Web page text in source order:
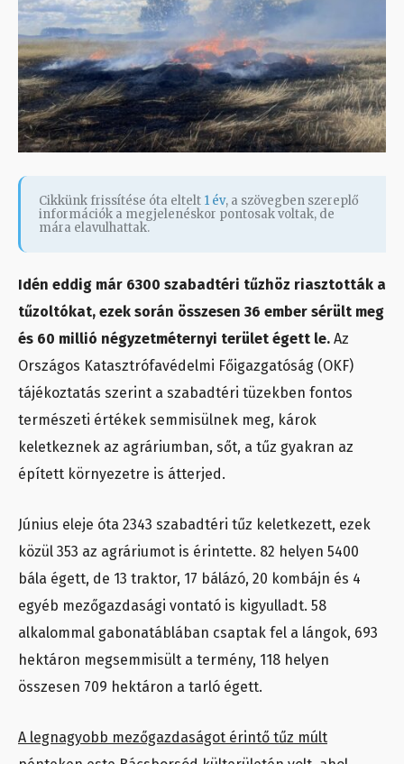
Cikkünk frissítése óta eltelt 1 év, a szövegben szereplő
információk a megjelenéskor pontosak voltak, de
mára elavulhattak.
Idén eddig már 6300 szabadtéri tűzhöz riasztották a
tűzoltókat, ezek során összesen 36 ember sérült meg
és 60 millió négyzetméternyi terület égett le. Az
Országos Katasztrófavédelmi Főigazgatóság (OKF)
tájékoztatás szerint a szabadtéri tüzekben fontos
természeti értékek semmisülnek meg, károk
keletkeznek az agráriumban, sőt, a tűz gyakran az
épített környezetre is átterjed.
Június eleje óta 2343 szabadtéri tűz keletkezett, ezek
közül 353 az agráriumot is érintette. 82 helyen 5400
bála égett, de 13 traktor, 17 bálázó, 20 kombájn és 4
egyéb mezőgazdasági vontató is kigyulladt. 58
alkalommal gabonatáblában csaptak fel a lángok, 693
hektáron megsemmisült a termény, 118 helyen
összesen 709 hektáron a tarló égett.
A legnagyobb mezőgazdaságot érintő tűz múlt